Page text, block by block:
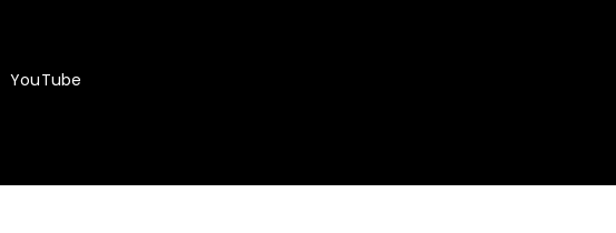
YouTube